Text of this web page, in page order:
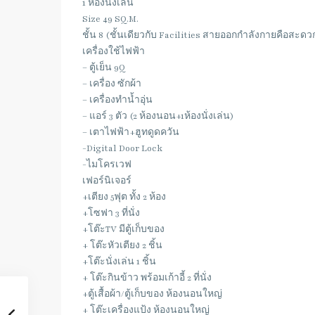
1 ห้องนั่งเล่น
Size 49 SQ.M.
ชั้น 8 (ชั้นเดียวกับ Facilities สายออกกำลังกายคือสะดว
เครื่องใช้ไฟฟ้า
– ตู้เย็น 9Q
– เครื่อง ซักผ้า
– เครื่องทำน้ำอุ่น
– แอร์ 3 ตัว (2 ห้องนอน+1ห้องนั่งเล่น)
– เตาไฟฟ้า+ฮูทดูดควัน
-Digital Door Lock
-ไมโครเวฟ
เฟอร์นิเจอร์
+เตียง 5ฟุต ทั้ง 2 ห้อง
+โซฟา 3 ที่นั่ง
+โต๊ะTV มีตู้เก็บของ
+ โต๊ะหัวเตียง 2 ชิ้น
+โต๊ะนั่งเล่น 1 ชิ้น
+ โต๊ะกินข้าว พร้อมเก้าอี้ 2 ที่นั่ง
+ตู้เสื้อผ้า/ตู้เก็บของ ห้องนอนใหญ่
+ โต๊ะเครื่องแป้ง ห้องนอนใหญ่